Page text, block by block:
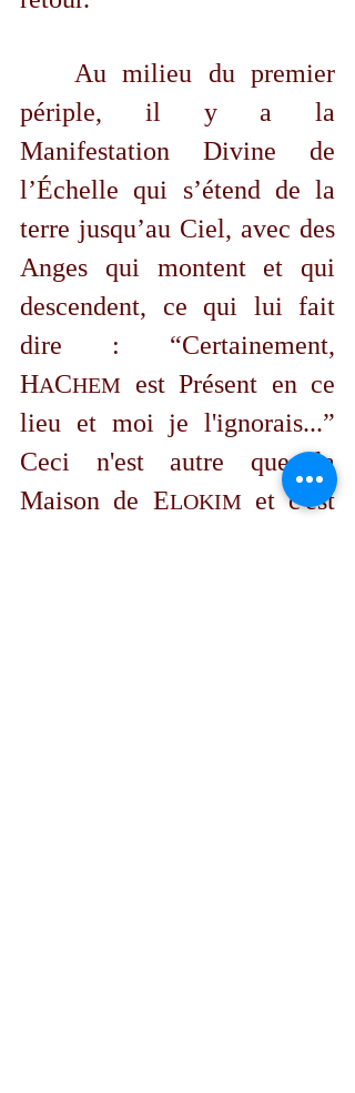
périple, il y a la
Manifestation Divine de
l’Échelle qui s’étend de la
terre jusqu’au Ciel, avec des
Anges qui montent et qui
descendent, ce qui lui fait
HACHEM est Présent en ce
lieu et moi je l'ignorais...”
Ceci n'est autre que la
Maison de ELOKIM et c'est